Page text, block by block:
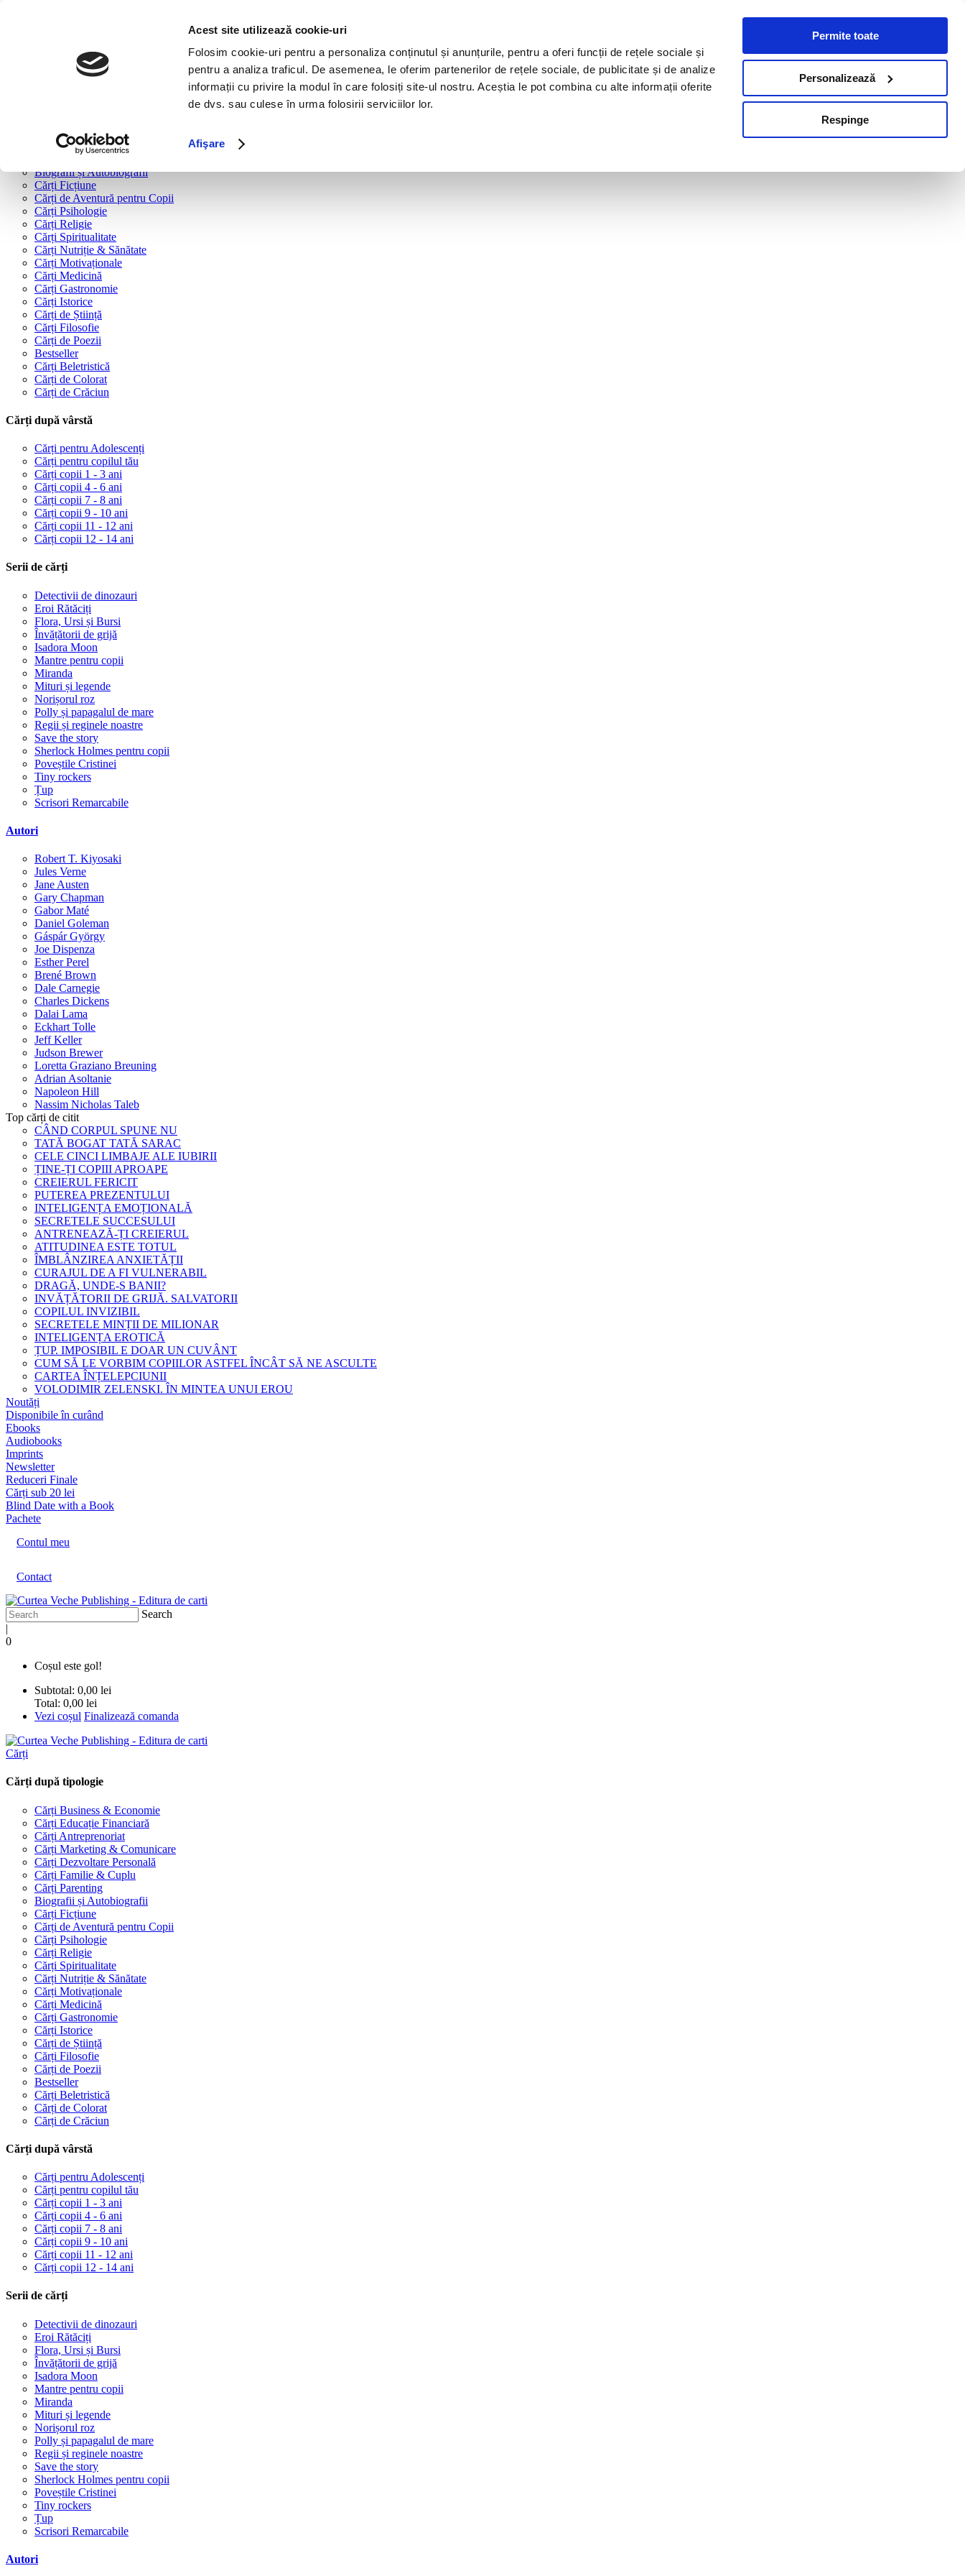
Acest site utilizează cookie-uri
Folosim cookie-uri pentru a personaliza conținutul și anunțurile, pentru a oferi funcții de rețele sociale și
pentru a analiza traficul. De asemenea, le oferim partenerilor de rețele sociale, de publicitate și de analize
informații cu privire la modul în care folosiți site-ul nostru. Aceștia le pot combina cu alte informații oferite
de dvs. sau culese în urma folosirii serviciilor lor.
Afişare
Permite toate
Personalizează
Respinge
Cărți după tipologie
Cărți Dezvoltare Personală
Cărți Familie & Cuplu
Biografii și Autobiografii
Cărți Ficțiune
Cărți de Aventură pentru Copii
Cărți Psihologie
Cărți Religie
Cărți Spiritualitate
Cărți Nutriție & Sănătate
Cărți Motivaționale
Cărți Medicină
Cărți Gastronomie
Cărți Istorice
Cărți de Știință
Cărți Filosofie
Cărți de Poezii
Bestseller
Cărți Beletristică
Cărți de Colorat
Cărți de Crăciun
Cărți după vârstă
Cărți pentru Adolescenți
Cărți pentru copilul tău
Cărți copii 1 - 3 ani
Cărți copii 4 - 6 ani
Cărți copii 7 - 8 ani
Cărți copii 9 - 10 ani
Cărți copii 11 - 12 ani
Cărți copii 12 - 14 ani
Serii de cărți
Detectivii de dinozauri
Eroi Rătăciți
Flora, Ursi și Bursi
Învățătorii de grijă
Isadora Moon
Mantre pentru copii
Miranda
Mituri și legende
Norișorul roz
Polly și papagalul de mare
Regii și reginele noastre
Save the story
Sherlock Holmes pentru copii
Poveștile Cristinei
Tiny rockers
Țup
Scrisori Remarcabile
Autori
Robert T. Kiyosaki
Jules Verne
Jane Austen
Gary Chapman
Gabor Maté
Daniel Goleman
Gáspár György
Joe Dispenza
Esther Perel
Brené Brown
Dale Carnegie
Charles Dickens
Dalai Lama
Eckhart Tolle
Jeff Keller
Judson Brewer
Loretta Graziano Breuning
Adrian Asoltanie
Napoleon Hill
Nassim Nicholas Taleb
Top cărți de citit
CÂND CORPUL SPUNE NU
TATĂ BOGAT TATĂ SARAC
CELE CINCI LIMBAJE ALE IUBIRII
ȚINE-ȚI COPIII APROAPE
CREIERUL FERICIT
PUTEREA PREZENTULUI
INTELIGENȚA EMOȚIONALĂ
SECRETELE SUCCESULUI
ANTRENEAZĂ-ȚI CREIERUL
ATITUDINEA ESTE TOTUL
ÎMBLÂNZIREA ANXIETĂȚII
CURAJUL DE A FI VULNERABIL
DRAGĂ, UNDE-S BANII?
INVĂȚĂTORII DE GRIJĂ. SALVATORII
COPILUL INVIZIBIL
SECRETELE MINȚII DE MILIONAR
INTELIGENȚA EROTICĂ
ȚUP. IMPOSIBIL E DOAR UN CUVÂNT
CUM SĂ LE VORBIM COPIILOR ASTFEL ÎNCÂT SĂ NE ASCULTE
CARTEA ÎNȚELEPCIUNII
VOLODIMIR ZELENSKI. ÎN MINTEA UNUI EROU
Noutăți
Disponibile în curând
Ebooks
Audiobooks
Imprints
Newsletter
Reduceri Finale
Cărți sub 20 lei
Blind Date with a Book
Pachete
Contul meu
Contact
Search
|
0
Coșul este gol!
Subtotal: 0,00 lei
Total: 0,00 lei
Vezi coșul Finalizează comanda
Cărți
Cărți după tipologie
Cărți Business & Economie
Cărți Educație Financiară
Cărți Antreprenoriat
Cărți Marketing & Comunicare
Cărți Dezvoltare Personală
Cărți Familie & Cuplu
Cărți Parenting
Biografii și Autobiografii
Cărți Ficțiune
Cărți de Aventură pentru Copii
Cărți Psihologie
Cărți Religie
Cărți Spiritualitate
Cărți Nutriție & Sănătate
Cărți Motivaționale
Cărți Medicină
Cărți Gastronomie
Cărți Istorice
Cărți de Știință
Cărți Filosofie
Cărți de Poezii
Bestseller
Cărți Beletristică
Cărți de Colorat
Cărți de Crăciun
Cărți după vârstă
Cărți pentru Adolescenți
Cărți pentru copilul tău
Cărți copii 1 - 3 ani
Cărți copii 4 - 6 ani
Cărți copii 7 - 8 ani
Cărți copii 9 - 10 ani
Cărți copii 11 - 12 ani
Cărți copii 12 - 14 ani
Serii de cărți
Detectivii de dinozauri
Eroi Rătăciți
Flora, Ursi și Bursi
Învățătorii de grijă
Isadora Moon
Mantre pentru copii
Miranda
Mituri și legende
Norișorul roz
Polly și papagalul de mare
Regii și reginele noastre
Save the story
Sherlock Holmes pentru copii
Poveștile Cristinei
Tiny rockers
Țup
Scrisori Remarcabile
Autori